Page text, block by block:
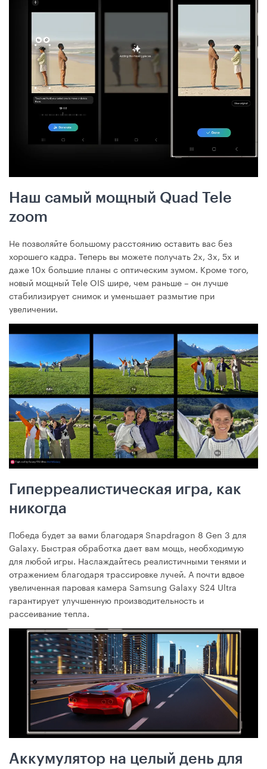
Наш самый мощный Quad Tele
zoom
Не позволяйте большому расстоянию оставить вас без
хорошего кадра. Теперь вы можете получать 2x, 3x, 5x и
даже 10x большие планы с оптическим зумом. Кроме того,
новый мощный Tele OIS шире, чем раньше – он лучше
стабилизирует снимок и уменьшает размытие при
увеличении.
Гиперреалистическая игра, как
никогда
Победа будет за вами благодаря Snapdragon 8 Gen 3 для
Galaxy. Быстрая обработка дает вам мощь, необходимую
для любой игры. Наслаждайтесь реалистичными тенями и
отражением благодаря трассировке лучей. А почти вдвое
увеличенная паровая камера Samsung Galaxy S24 Ultra
гарантирует улучшенную производительность и
рассеивание тепла.
Аккумулятор на целый день для